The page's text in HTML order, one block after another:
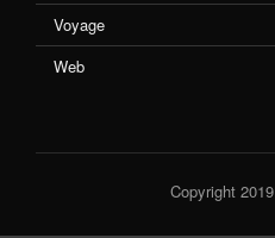
Voyage
Web
Copyright 2019